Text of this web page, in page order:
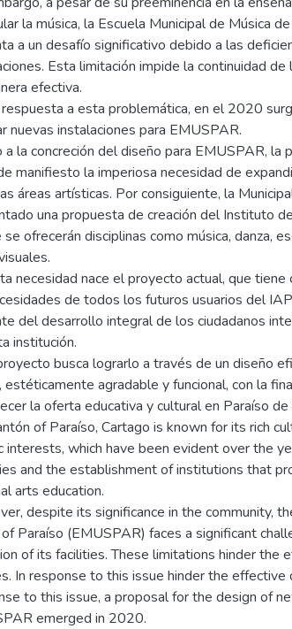
la música, la Escuela Municipal de Música
a un desafío significativo debido a las
Esta limitación impide la continuidad de
efectiva.
a esta problemática, en el 2020
nuevas instalaciones para EMUSPAR.
a la concreción del diseño para EMUSPAR, la
manifiesto la imperiosa necesidad de
áreas artísticas. Por consiguiente, la
una propuesta de creación del Instituto
ofrecerán disciplinas como música, danza,
necesidad nace el proyecto actual, que
de todos los futuros usuarios del
del desarrollo integral de los ciudadanos
institución.
busca lograrlo a través de un diseño
estéticamente agradable y funcional, con la
la oferta educativa y cultural en Paraíso de
of Paraíso, Cartago is known for its rich
interests, which have been evident over the
and the establishment of institutions that
arts education.
despite its significance in the community,
Paraíso (EMUSPAR) faces a significant
of its facilities. These limitations hinder the
In response to this issue hinder the effective
to this issue, a proposal for the design of
emerged in 2020.